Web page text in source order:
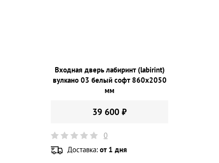
Входная дверь лабиринт (labirint)
вулкано 03 белый софт 860х2050
мм
39 600 ₽
0
Доставка: от 1 дня